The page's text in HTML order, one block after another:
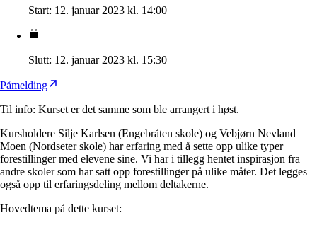
Start: 12. januar 2023 kl. 14:00
Slutt: 12. januar 2023 kl. 15:30
Påmelding
Til info: Kurset er det samme som ble arrangert i høst.
Kursholdere Silje Karlsen (Engebråten skole) og Vebjørn Nevland
Moen (Nordseter skole) har erfaring med å sette opp ulike typer
forestillinger med elevene sine. Vi har i tillegg hentet inspirasjon fra
andre skoler som har satt opp forestillinger på ulike måter. Det legges
også opp til erfaringsdeling mellom deltakerne.
Hovedtema på dette kurset: